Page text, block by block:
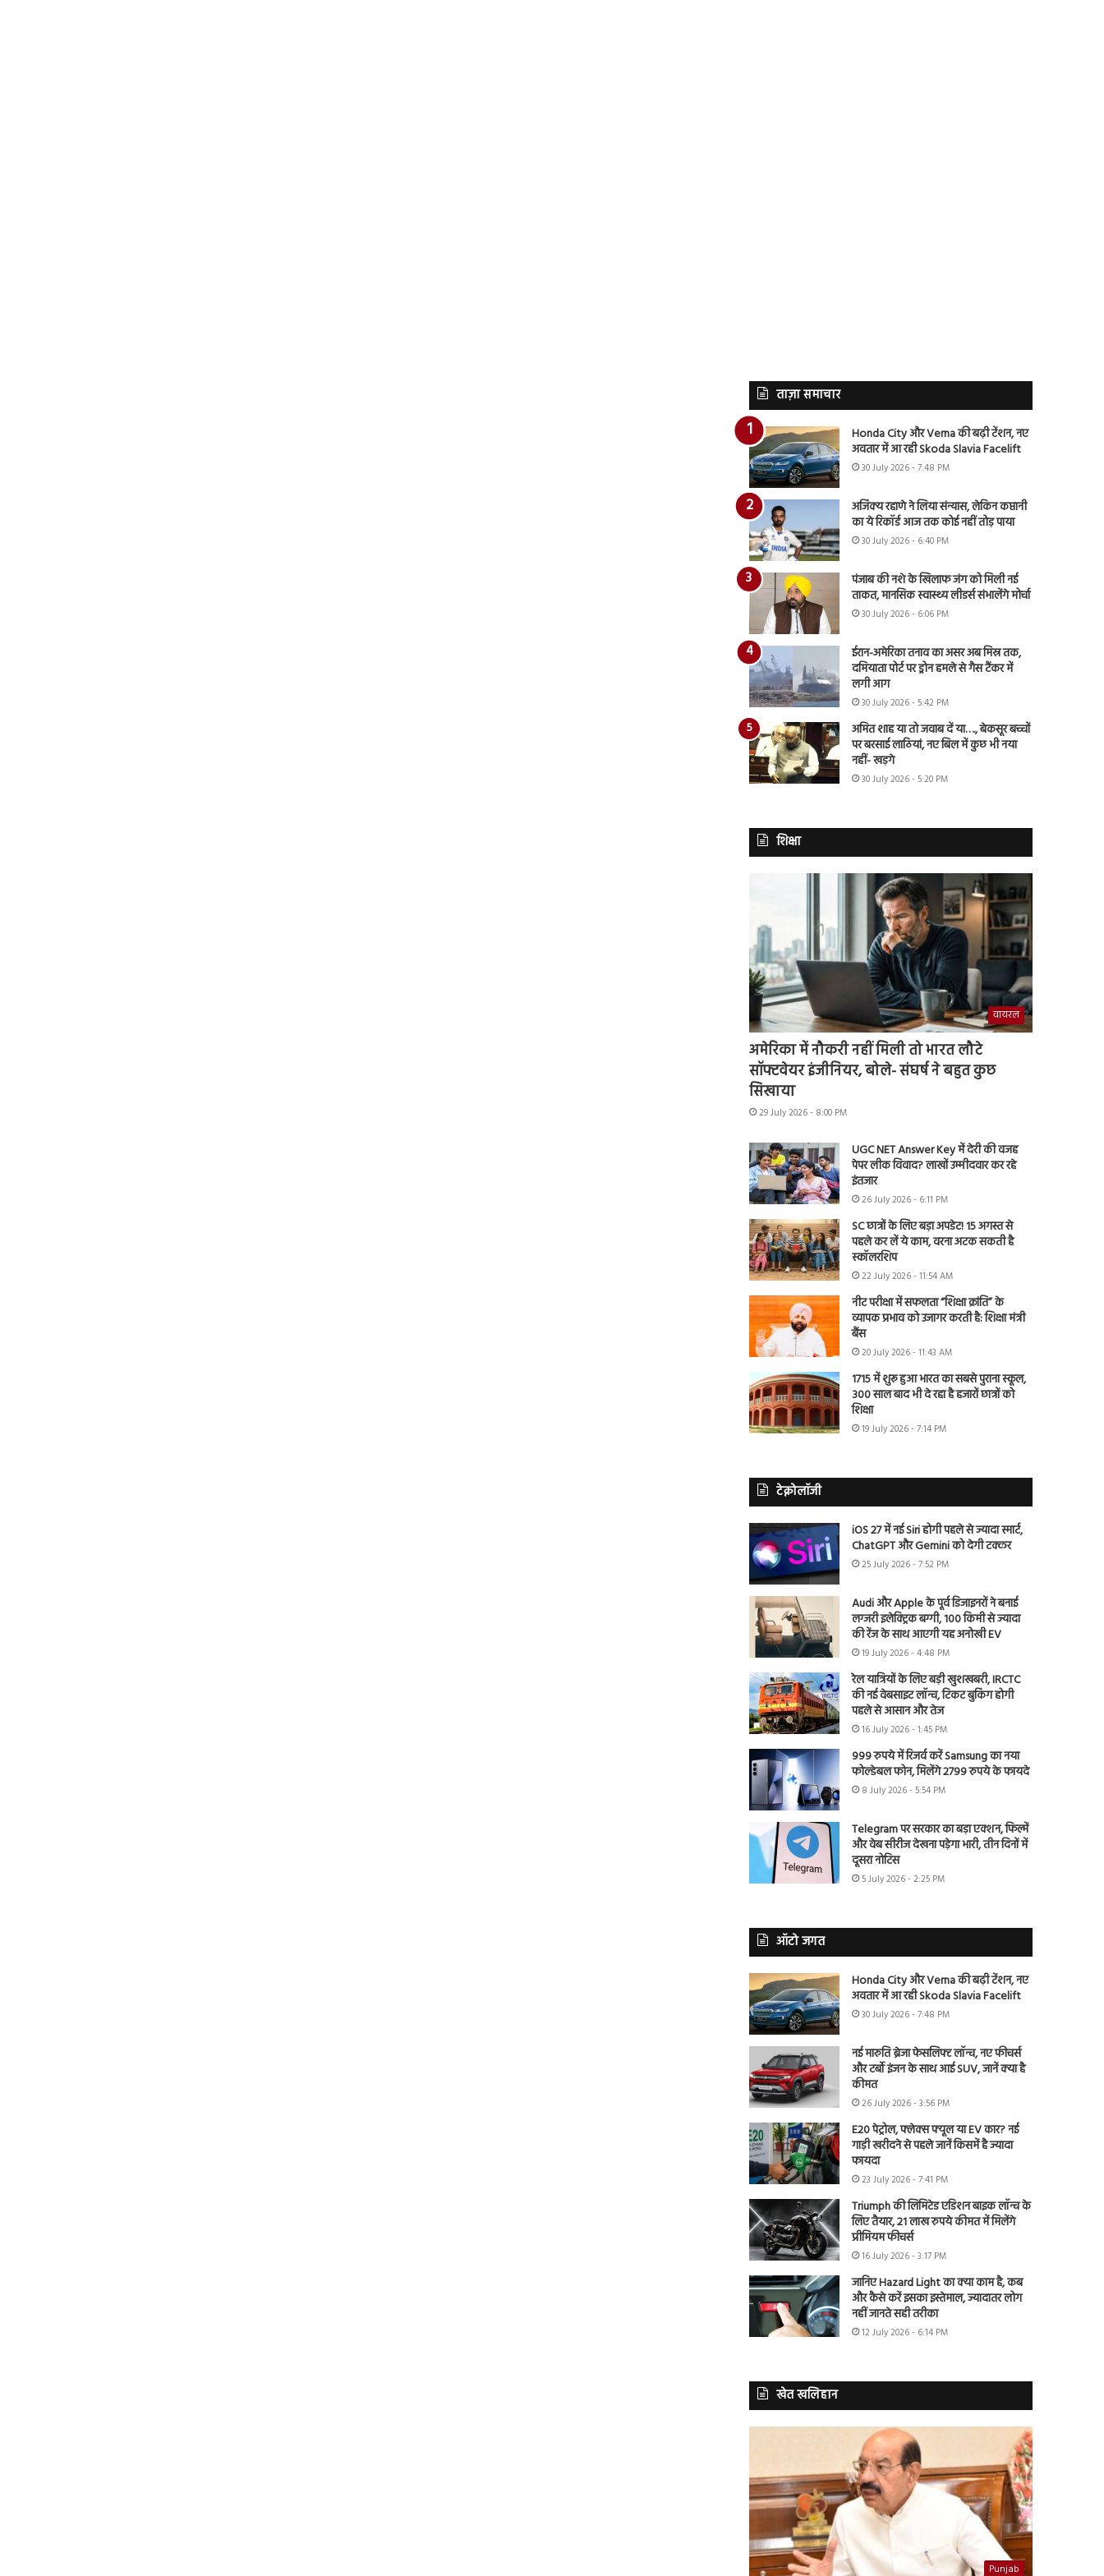
ताज़ा समाचार
Honda City और Verna की बढ़ी टेंशन, नए
अवतार में आ रही Skoda Slavia Facelift
30 July 2026 - 7:48 PM
अजिंक्य रहाणे ने लिया संन्यास, लेकिन कप्तानी
का ये रिकॉर्ड आज तक कोई नहीं तोड़ पाया
30 July 2026 - 6:40 PM
पंजाब की नशे के खिलाफ जंग को मिली नई
ताकत, मानसिक स्वास्थ्य लीडर्स संभालेंगे मोर्चा
30 July 2026 - 6:06 PM
ईरान-अमेरिका तनाव का असर अब मिस्र तक,
दमियाता पोर्ट पर ड्रोन हमले से गैस टैंकर में
लगी आग
30 July 2026 - 5:42 PM
अमित शाह या तो जवाब दें या…., बेकसूर बच्चों
पर बरसाई लाठियां, नए बिल में कुछ भी नया
नहीं- खड़गे
30 July 2026 - 5:20 PM
शिक्षा
वायरल
अमेरिका में नौकरी नहीं मिली तो भारत लौटे
सॉफ्टवेयर इंजीनियर, बोले- संघर्ष ने बहुत कुछ
सिखाया
29 July 2026 - 8:00 PM
UGC NET Answer Key में देरी की वजह
पेपर लीक विवाद? लाखों उम्मीदवार कर रहे
इंतजार
26 July 2026 - 6:11 PM
SC छात्रों के लिए बड़ा अपडेट! 15 अगस्त से
पहले कर लें ये काम, वरना अटक सकती है
स्कॉलरशिप
22 July 2026 - 11:54 AM
नीट परीक्षा में सफलता “शिक्षा क्रांति” के
व्यापक प्रभाव को उजागर करती है: शिक्षा मंत्री
बैंस
20 July 2026 - 11:43 AM
1715 में शुरू हुआ भारत का सबसे पुराना स्कूल,
300 साल बाद भी दे रहा है हजारों छात्रों को
शिक्षा
19 July 2026 - 7:14 PM
टेक्नोलॉजी
iOS 27 में नई Siri होगी पहले से ज्यादा स्मार्ट,
ChatGPT और Gemini को देगी टक्कर
25 July 2026 - 7:52 PM
Audi और Apple के पूर्व डिजाइनरों ने बनाई
लग्जरी इलेक्ट्रिक बग्गी, 100 किमी से ज्यादा
की रेंज के साथ आएगी यह अनोखी EV
19 July 2026 - 4:48 PM
रेल यात्रियों के लिए बड़ी खुशखबरी, IRCTC
की नई वेबसाइट लॉन्च, टिकट बुकिंग होगी
पहले से आसान और तेज
16 July 2026 - 1:45 PM
999 रुपये में रिजर्व करें Samsung का नया
फोल्डेबल फोन, मिलेंगे 2799 रुपये के फायदे
8 July 2026 - 5:54 PM
Telegram पर सरकार का बड़ा एक्शन, फिल्में
और वेब सीरीज देखना पड़ेगा भारी, तीन दिनों में
दूसरा नोटिस
5 July 2026 - 2:25 PM
ऑटो जगत
Honda City और Verna की बढ़ी टेंशन, नए
अवतार में आ रही Skoda Slavia Facelift
30 July 2026 - 7:48 PM
नई मारुति ब्रेजा फेसलिफ्ट लॉन्च, नए फीचर्स
और टर्बो इंजन के साथ आई SUV, जानें क्या है
कीमत
26 July 2026 - 3:56 PM
E20 पेट्रोल, फ्लेक्स फ्यूल या EV कार? नई
गाड़ी खरीदने से पहले जानें किसमें है ज्यादा
फायदा
23 July 2026 - 7:41 PM
Triumph की लिमिटेड एडिशन बाइक लॉन्च के
लिए तैयार, 21 लाख रुपये कीमत में मिलेंगे
प्रीमियम फीचर्स
16 July 2026 - 3:17 PM
जानिए Hazard Light का क्या काम है, कब
और कैसे करें इसका इस्तेमाल, ज्यादातर लोग
नहीं जानते सही तरीका
12 July 2026 - 6:14 PM
खेत खलिहान
Punjab